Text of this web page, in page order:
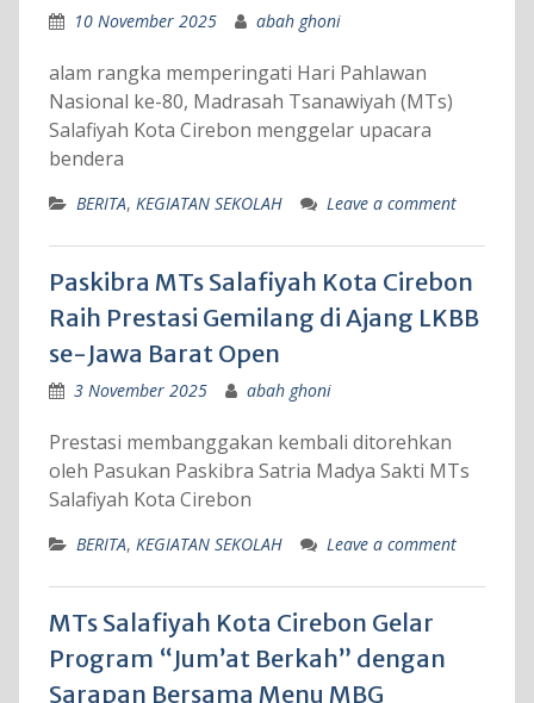
10 November 2025 abah ghoni
alam rangka memperingati Hari Pahlawan
Nasional ke-80, Madrasah Tsanawiyah (MTs)
Salafiyah Kota Cirebon menggelar upacara
bendera
BERITA, KEGIATAN SEKOLAH Leave a comment
Paskibra MTs Salafiyah Kota Cirebon
Raih Prestasi Gemilang di Ajang LKBB
se-Jawa Barat Open
3 November 2025 abah ghoni
Prestasi membanggakan kembali ditorehkan
oleh Pasukan Paskibra Satria Madya Sakti MTs
Salafiyah Kota Cirebon
BERITA, KEGIATAN SEKOLAH Leave a comment
MTs Salafiyah Kota Cirebon Gelar
Program “Jum’at Berkah” dengan
Sarapan Bersama Menu MBG